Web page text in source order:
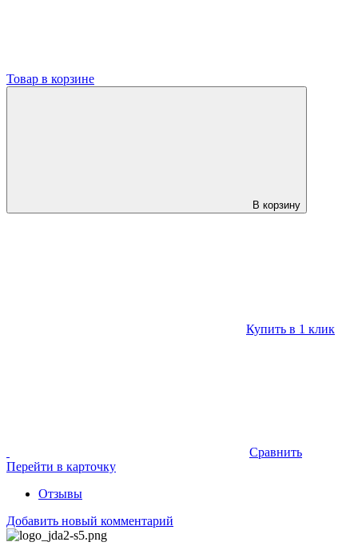
Товар в корзине
В корзину
Купить в 1 клик
Сравнить
Перейти в карточку
Отзывы
Добавить новый комментарий